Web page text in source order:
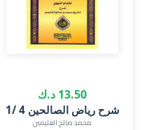
13.50 د.ك
محمد صالح العثيمين‎